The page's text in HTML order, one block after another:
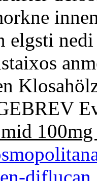
elgsti
100mg
diflucan